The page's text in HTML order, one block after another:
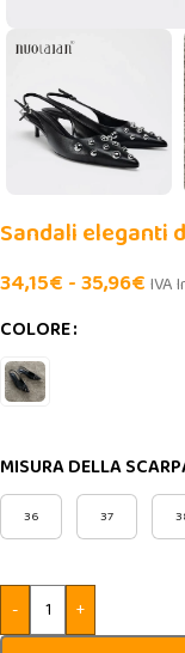
Sandali eleganti
34,15€ -35,96€ IVA
COLORE
MISURA DELLA
36 37
- +